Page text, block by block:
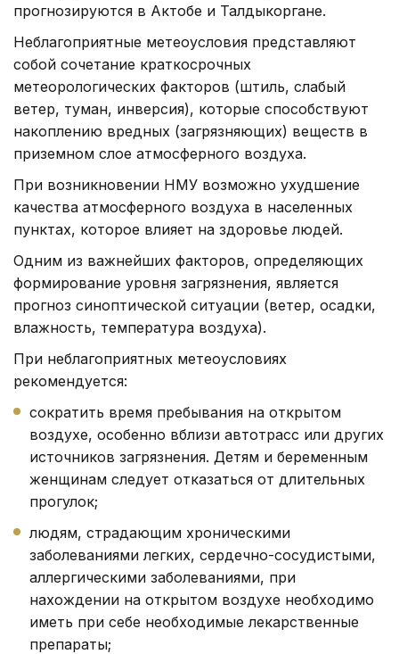
прогнозируются в Актобе и Талдыкоргане.
Неблагоприятные метеоусловия представляют
собой сочетание краткосрочных
метеорологических факторов (штиль, слабый
ветер, туман, инверсия), которые способствуют
накоплению вредных (загрязняющих) веществ в
приземном слое атмосферного воздуха.
При возникновении НМУ возможно ухудшение
качества атмосферного воздуха в населенных
пунктах, которое влияет на здоровье людей.
Одним из важнейших факторов, определяющих
формирование уровня загрязнения, является
прогноз синоптической ситуации (ветер, осадки,
влажность, температура воздуха).
При неблагоприятных метеоусловиях
рекомендуется:
сократить время пребывания на открытом
воздухе, особенно вблизи автотрасс или других
источников загрязнения. Детям и беременным
женщинам следует отказаться от длительных
прогулок;
людям, страдающим хроническими
заболеваниями легких, сердечно-сосудистыми,
аллергическими заболеваниями, при
нахождении на открытом воздухе необходимо
иметь при себе необходимые лекарственные
препараты;